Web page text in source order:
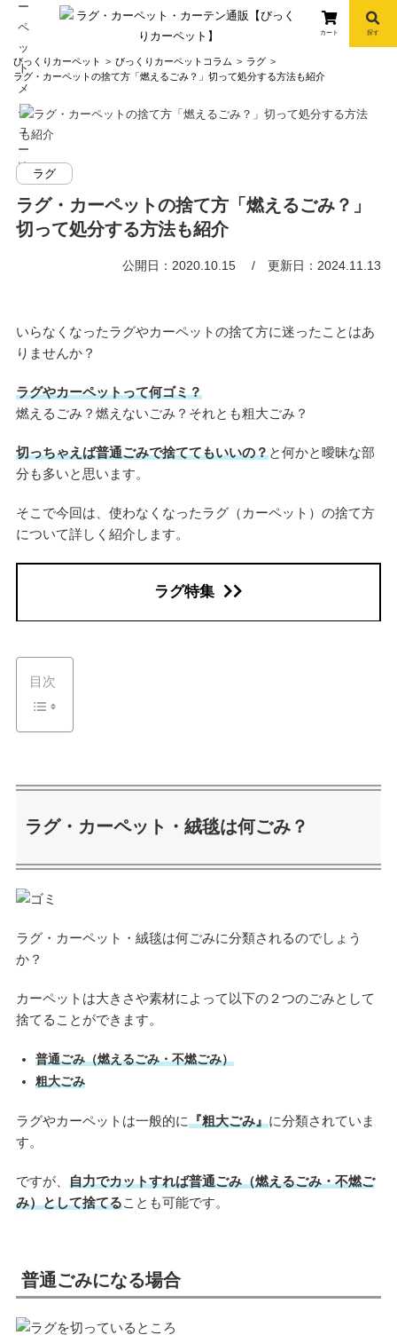
info
カート 探す
びっくりカーペット びっくりカーペットコラム
ラグ
ラグ・カーペットの捨て方「燃えるごみ？」切って処分する方法も紹介
ラグ
ラグ・カーペットの捨て方「燃えるごみ？」
切って処分する方法も紹介
公開日：2020.10.15 更新日：2024.11.13
いらなくなったラグやカーペットの捨て方に迷ったことはあ
りませんか？
ラグやカーペットって何ゴミ？
燃えるごみ？燃えないごみ？それとも粗大ごみ？
切っちゃえば普通ごみで捨ててもいいの？と何かと曖昧な部
分も多いと思います。
そこで今回は、使わなくなったラグ（カーペット）の捨て方
について詳しく紹介します。
ラグ特集
目次
ラグ・カーペット・絨毯は何ごみ？
ラグ・カーペット・絨毯は何ごみに分類されるのでしょう
か？
カーペットは大きさや素材によって以下の２つのごみとして
捨てることができます。
普通ごみ（燃えるごみ・不燃ごみ）
粗大ごみ
ラグやカーペットは一般的に『粗大ごみ』に分類されていま
す。
ですが、 自力でカットすれば普通ごみ（燃えるごみ・不燃ご
み）として捨てることも可能です。
普通ごみになる場合